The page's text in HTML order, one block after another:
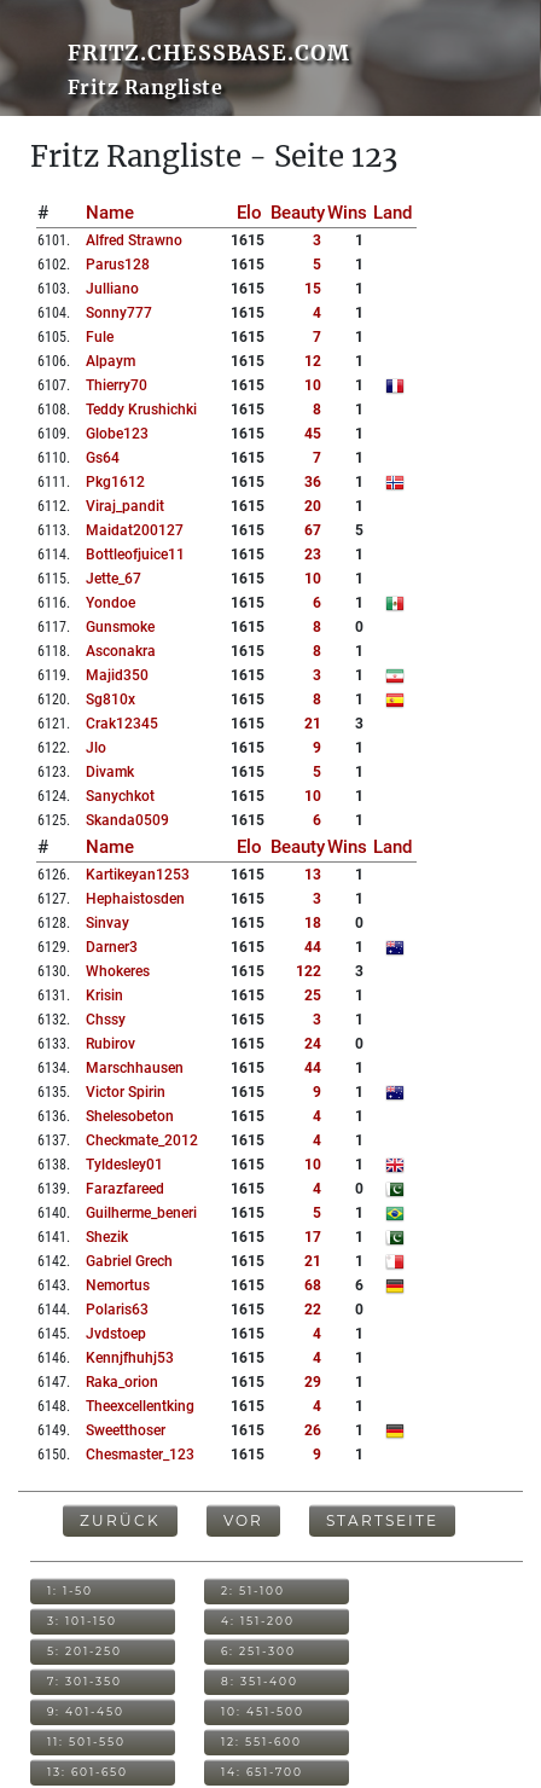
FRITZ.CHESSBASE.COM
Fritz Rangliste
Fritz Rangliste - Seite 123
# Name Elo BeautyWins Land
6101 . Alfred Strawno 1615 3
1
6102. Parus128 1615 5
1
6103. Julliano 1615 15
1
6104. Sonny777 1615 4
1
6105. Fule 1615 7
1
6106. Alpaym 1615 12
1
6107. Thierry70 1615 10
1
6108. Teddy Krushichki 1615 8
1
6109. Globe123 1615 45
1
6110. Gs64 1615 7
1
6111 . Pkg1612 1615 36
1
6112. Viraj_pandit 1615 20
1
6113. Maidat200127 1615 67
5
6114. Bottleofjuice11 1615 23
1
6115. Jette_67 1615 10
1
6116. Yondoe 1615 6
1
6117. Gunsmoke 1615 8
0
6118. Asconakra 1615 8
1
6119. Majid350 1615 3
1
6120. Sg810x 1615 8
1
6121 . Crak12345 1615 21
3
6122. Jlo 1615 9
1
6123. Divamk 1615 5
1
6124. Sanychkot 1615 10
1
6125. Skanda0509 1615 6 1
# Name Elo BeautyWins Land
6126. Kartikeyan1253 1615 13
1
6127. Hephaistosden 1615 3
1
6128. Sinvay 1615 18
0
6129. Darner3 1615 44
1
6130. Whokeres 1615 122
3
6131 . Krisin 1615 25
1
6132. Chssy 1615 3
1
6133. Rubirov 1615 24
0
6134. Marschhausen 1615 44
1
6135. Victor Spirin 1615 9
1
6136. Shelesobeton 1615 4
1
6137. Checkmate_2012 1615 4
1
6138. Tyldesley01 1615 10
1
6139. Farazfareed 1615 4
0
6140. Guilherme_beneri 1615 5
1
6141 . Shezik 1615 17
1
6142. Gabriel Grech 1615 21
1
6143. Nemortus 1615 68
6
6144. Polaris63 1615 22
0
6145. Jvdstoep 1615 4
1
6146. Kennjfhuhj53 1615 4
1
6147. Raka_orion 1615 29
1
6148. Theexcellentking 1615 4
1
6149. Sweetthoser 1615 26
1
6150. Chesmaster_123 1615 9 1
ZURÜCK VOR STARTSEITE
1: 1-50 2: 51-100
3: 101-150 4: 151-200
5: 201-250 6: 251-300
7: 301-350 8: 351-400
9: 401-450 10: 451-500
11: 501-550 12: 551-600
13: 601-650 14: 651-700